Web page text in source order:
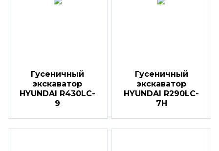
Гусеничный
экскаватор
HYUNDAI R430LC-
9
Гусеничный
экскаватор
HYUNDAI R290LC-
7H